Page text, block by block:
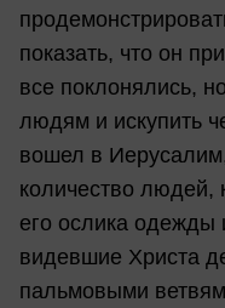
показать, что он
все поклонялись,
людям и искупить
вошел в
количество людей,
его ослика
видевшие Христа
пальмовыми